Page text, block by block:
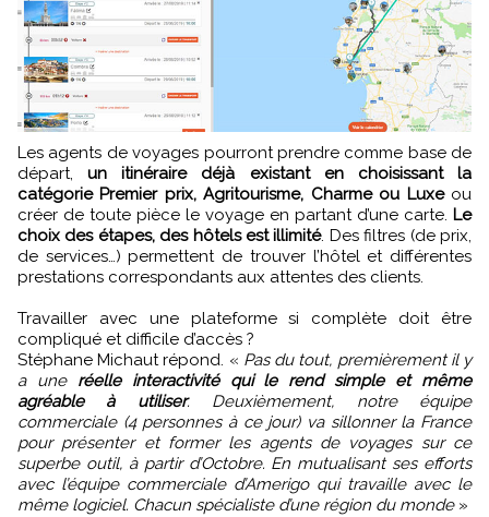
Les agents de voyages pourront prendre comme base de
départ,un itinéraire déjà existant en choisissant la
catégorie Premier prix, Agritourisme, Charme ou Luxeou
créer de toute pièce le voyage en partant d’une carte. Le
choix des étapes, des hôtels est illimité. Des filtres (de prix,
de services…) permettent de trouver l’hôtel et différentes
prestations correspondants aux attentes des clients.
Travailler avec une plateforme si complète doit être
compliqué et difficile d’accès ?
Stéphane Michaut répond. « Pas du tout, premièrement il y
a une réelle interactivité qui le rend simple et même
agréable à utiliser. Deuxièmement, notre équipe
commerciale (4 personnes à ce jour) va sillonner la France
pour présenter et former les agents de voyages sur ce
superbe outil, à partir d’Octobre. En mutualisant ses efforts
avec l’équipe commerciale d’Amerigo qui travaille avec le
même logiciel. Chacun spécialiste d’une région du monde»